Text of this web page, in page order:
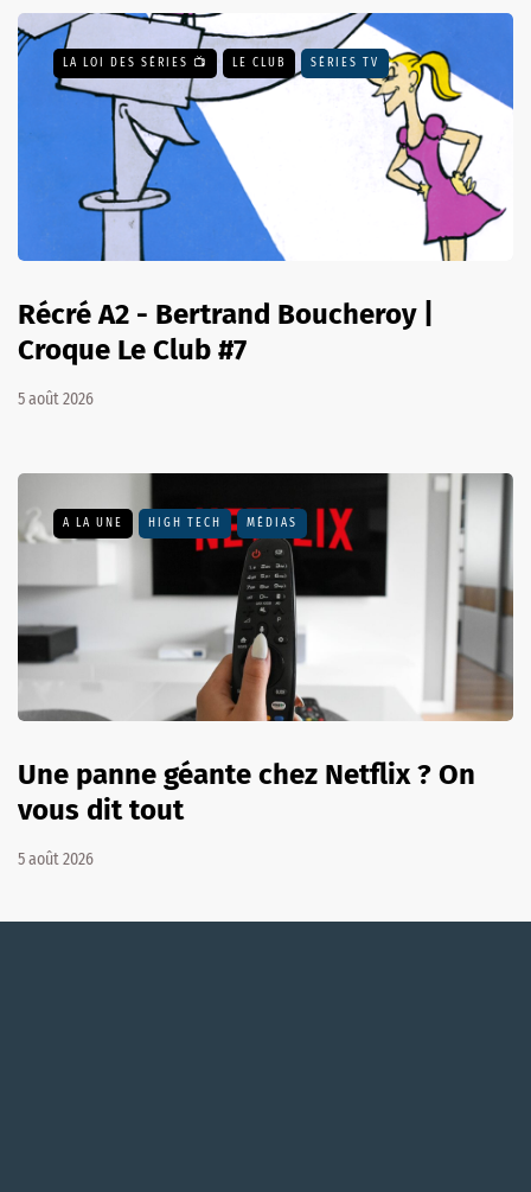
LA LOI DES SÉRIES 📺 LE CLUB SÉRIES TV
Récré A2 - Bertrand Boucheroy |
Croque Le Club #7
5 août 2026
A LA UNE HIGH TECH MÉDIAS
Une panne géante chez Netflix ? On
vous dit tout
5 août 2026